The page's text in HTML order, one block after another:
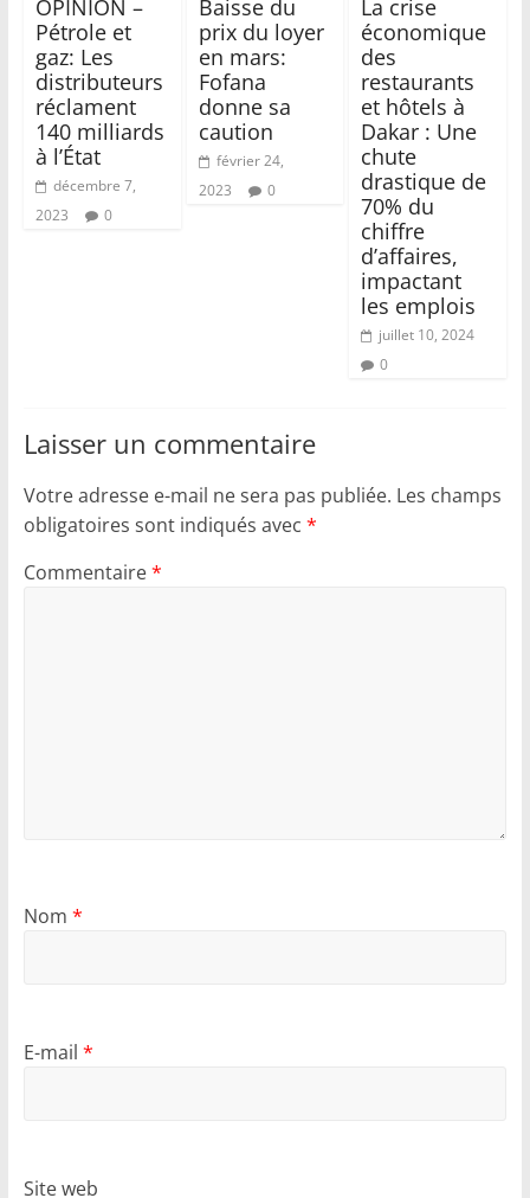
OPINION –
Pétrole et
gaz: Les
distributeurs
réclament
140 milliards
à l’État
décembre 7,
2023
0
Baisse du
prix du loyer
en mars:
Fofana
donne sa
caution
février 24,
2023
0
La crise
économique
des
restaurants
et hôtels à
Dakar : Une
chute
drastique de
70% du
chiffre
d’affaires,
impactant
les emplois
juillet 10, 2024
0
Laisser un commentaire
Votre adresse e-mail ne sera pas publiée. Les champs
obligatoires sont indiqués avec *
Commentaire*
Nom *
E-mail *
Site web